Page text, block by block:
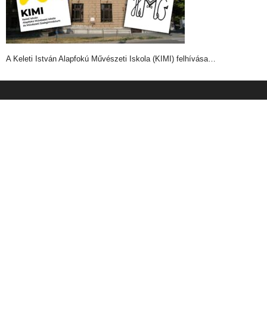
A Keleti István Alapfokú Művészeti Iskola (KIMI) felhívása…